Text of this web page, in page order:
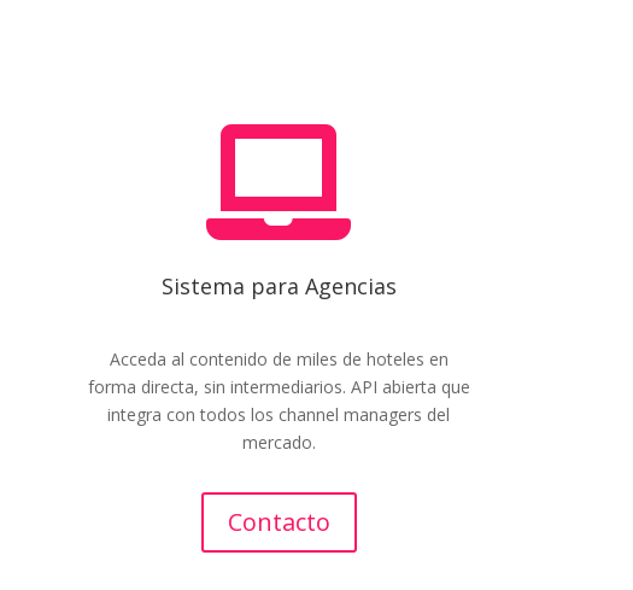

Sistema para Agencias
Acceda al contenido de miles de hoteles en
forma directa, sin intermediarios. API abierta que
integra con todos los channel managers del
mercado.
Contacto